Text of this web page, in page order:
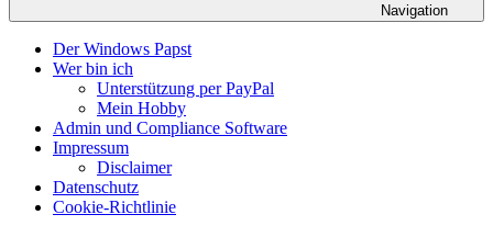
Navigation
Der Windows Papst
Wer bin ich
Unterstützung per PayPal
Mein Hobby
Admin und Compliance Software
Impressum
Disclaimer
Datenschutz
Cookie-Richtlinie